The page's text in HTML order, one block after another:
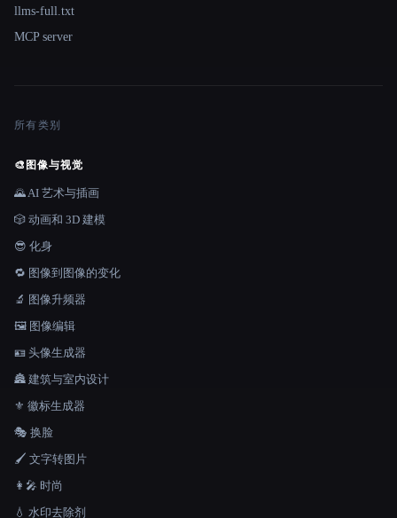
llms-full.txt
MCP server
所有类别
🎨 图像与视觉
🌄 AI 艺术与插画
🎲 动画和 3D 建模
😎 化身
🔁 图像到图像的变化
🔬 图像升频器
🖼️ 图像编辑
🪪 头像生成器
🏯 建筑与室内设计
⚜️ 徽标生成器
🎭 换脸
🖌️ 文字转图片
👩‍🎤 时尚
💧 水印去除剂